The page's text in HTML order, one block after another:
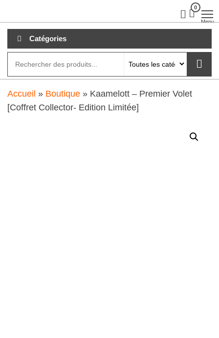
au
contenu
0
Menu
Catégories
Accueil » Boutique » Kaamelott – Premier Volet
[Coffret Collector- Edition Limitée]